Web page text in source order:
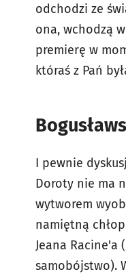
odchodzi ze
ona, wchodzą
premierę w
któraś z Pań
I pewnie
Doroty nie ma
wytworem
namiętną
Jeana
samobójstwo).